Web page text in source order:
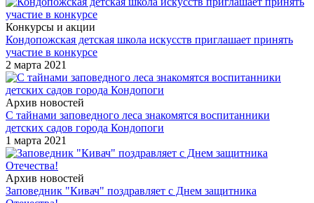
Конкурсы и акции
Кондопожская детская школа искусств приглашает принять
участие в конкурсе
2 марта 2021
Архив новостей
С тайнами заповедного леса знакомятся воспитанники
детских садов города Кондопоги
1 марта 2021
Архив новостей
Заповедник "Кивач" поздравляет с Днем защитника